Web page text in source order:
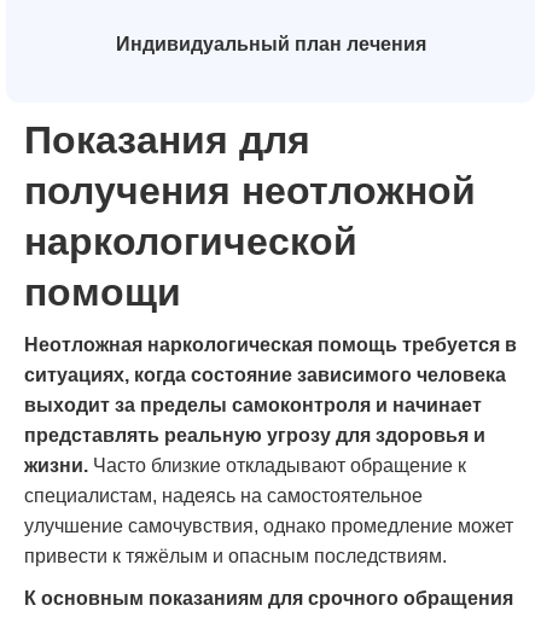
Индивидуальный план лечения
Показания для
получения неотложной
наркологической
помощи
Неотложная наркологическая помощь требуется в
ситуациях, когда состояние зависимого человека
выходит за пределы самоконтроля и начинает
представлять реальную угрозу для здоровья и
жизни. Часто близкие откладывают обращение к
специалистам, надеясь на самостоятельное
улучшение самочувствия, однако промедление может
привести к тяжёлым и опасным последствиям.
К основным показаниям для срочного обращения